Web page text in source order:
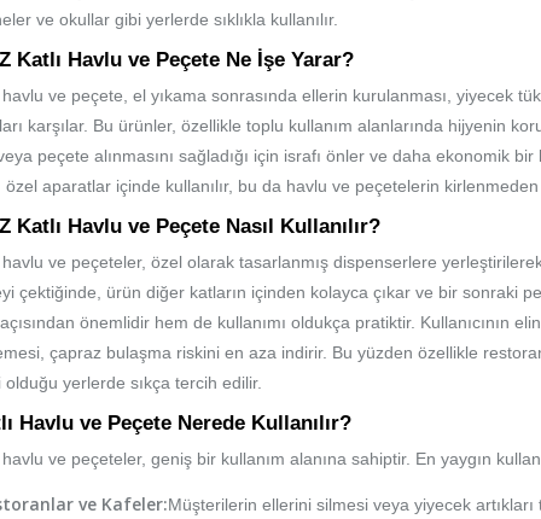
ve okullar gibi yerlerde sıklıkla kullanılır.
Katlı Havlu ve Peçete Ne İşe Yarar?
havlu ve peçete, el yıkama sonrasında ellerin kurulanması, yiyecek
karşılar. Bu ürünler, özellikle toplu kullanım alanlarında hijyenin
peçete alınmasını sağladığı için israfı önler ve daha ekonomik
özel aparatlar içinde kullanılır, bu da havlu ve peçetelerin
Katlı Havlu ve Peçete Nasıl Kullanılır?
havlu ve peçeteler, özel olarak tasarlanmış dispenserlere
çektiğinde, ürün diğer katların içinden kolayca çıkar ve bir sonraki
önemlidir hem de kullanımı oldukça pratiktir. Kullanıcının
çapraz bulaşma riskini en aza indirir. Bu yüzden özellikle
olduğu yerlerde sıkça tercih edilir.
Havlu ve Peçete Nerede Kullanılır?
havlu ve peçeteler, geniş bir kullanım alanına sahiptir. En yaygın
ve Kafeler:Müşterilerin ellerini silmesi veya yiyecek